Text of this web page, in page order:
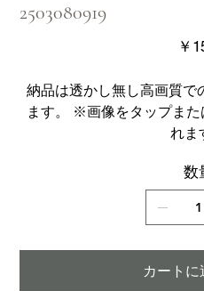
2503080919
価
格
￥
納品は透かし無し高画質で
ます。 ※画像をタップま
れま
数
カートに